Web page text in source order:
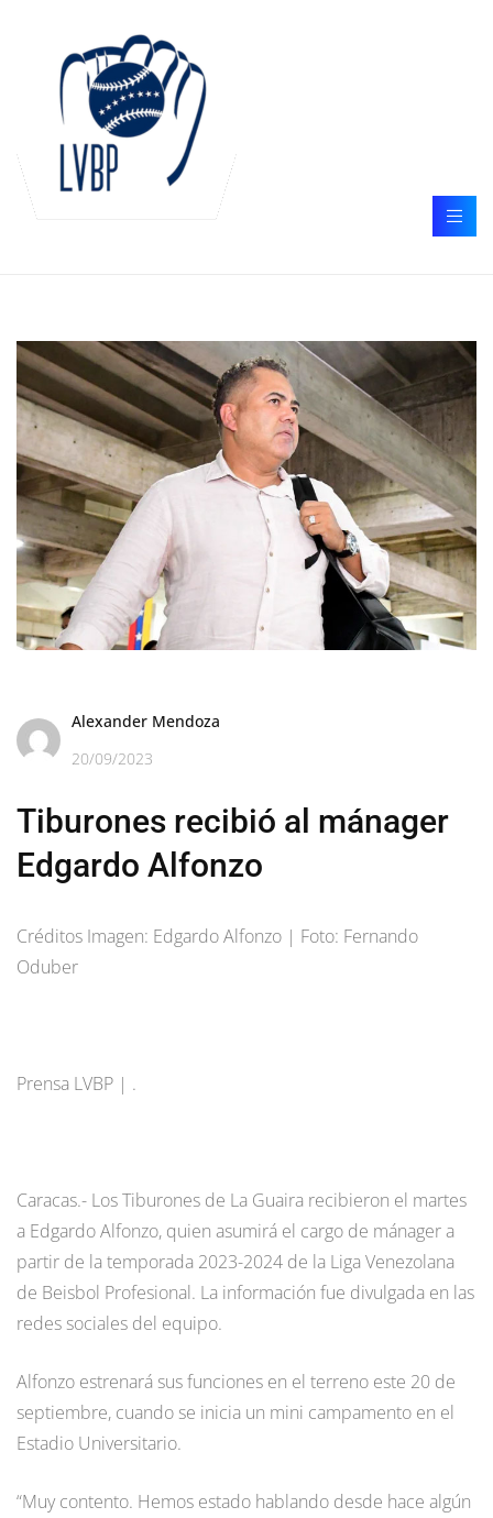
Alexander Mendoza
20/09/2023
Tiburones recibió al mánager
Edgardo Alfonzo
Créditos Imagen: Edgardo Alfonzo | Foto: Fernando
Oduber
Prensa LVBP | .
Caracas.- Los Tiburones de La Guaira recibieron el martes
a Edgardo Alfonzo, quien asumirá el cargo de mánager a
partir de la temporada 2023-2024 de la Liga Venezolana
de Beisbol Profesional. La información fue divulgada en las
redes sociales del equipo.
Alfonzo estrenará sus funciones en el terreno este 20 de
septiembre, cuando se inicia un mini campamento en el
Estadio Universitario.
“Muy contento. Hemos estado hablando desde hace algún